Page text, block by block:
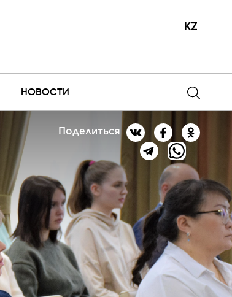
KZ
НОВОСТИ
Поделиться